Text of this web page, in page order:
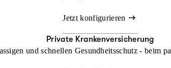
Jetzt konfigurieren
Private Krankenversicherung
und schnellen Gesundheitsschutz - beim